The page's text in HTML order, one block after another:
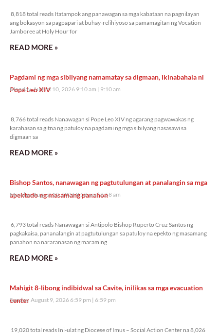
8,818 total reads Itatampok ang panawagan sa mga kabataan na pagnilayan
ang bokasyon sa pagpapari at buhay-relihiyoso sa pamamagitan ng Vocation
Jamboree at Holy Hour for
READ MORE »
Pagdami ng mga sibilyang namamatay sa digmaan, ikinabahala ni
Pope Leo XIV
Monday, August 10, 2026 9:10 am 9:10 am
8,766 total reads Nanawagan si Pope Leo XIV ng agarang pagwawakas ng
karahasan sa gitna ng patuloy na pagdami ng mga sibilyang nasasawi sa
digmaan sa
READ MORE »
Bishop Santos, nanawagan ng pagtutulungan at panalangin sa mga
apektado ng masamang panahon
Monday, August 10, 2026 8:58 am 8:58 am
6,793 total reads Nanawagan si Antipolo Bishop Ruperto Cruz Santos ng
pagkakaisa, pananalangin at pagtutulungan sa patuloy na epekto ng masamang
panahon na nararanasan ng maraming
READ MORE »
Mahigit 8-libong indibidwal sa Cavite, inilikas sa mga evacuation
center
Sunday, August 9, 2026 6:59 pm 6:59 pm
19,020 total reads Ini-ulat ng Diocese of Imus – Social Action Center na 8,026